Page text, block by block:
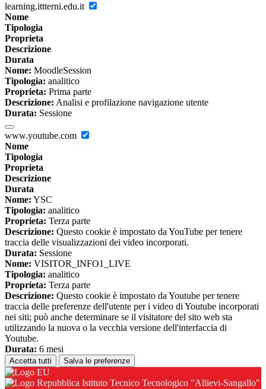
learning.ittterni.edu.it
Nome
Tipologia
Proprieta
Descrizione
Durata
Nome: MoodleSession
Tipologia: analitico
Proprieta: Prima parte
Descrizione: Analisi e profilazione navigazione utente
Durata: Sessione
www.youtube.com
Nome
Tipologia
Proprieta
Descrizione
Durata
Nome: YSC
Tipologia: analitico
Proprieta: Terza parte
Descrizione: Questo cookie è impostato da YouTube per tenere
traccia delle visualizzazioni dei video incorporati.
Durata: Sessione
Nome: VISITOR_INFO1_LIVE
Tipologia: analitico
Proprieta: Terza parte
Descrizione: Questo cookie è impostato da Youtube per tenere
traccia delle preferenze dell'utente per i video di Youtube incorporati
nei siti; può anche determinare se il visitatore del sito web sta
utilizzando la nuova o la vecchia versione dell'interfaccia di
Youtube.
Durata: 6 mesi
Accetta tutti Salva le preferenze
Istituto Tecnico Tecnologico "Allievi-Sangallo"